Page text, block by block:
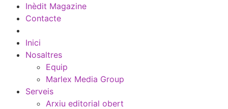
Inèdit Magazine
Contacte
Inici
Nosaltres
Equip
Marlex Media Group
Serveis
Arxiu editorial obert